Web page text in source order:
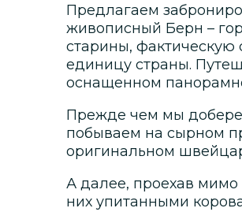
Предлагаем
живописный Берн –
старины,
единицу страны.
оснащенном
Прежде чем мы
побываем на сырном
оригинальном
А далее, проехав
них упитанными